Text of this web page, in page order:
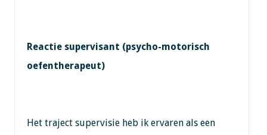
Reactie supervisant (psycho-motorisch
oefentherapeut)
Het traject supervisie heb ik ervaren als een